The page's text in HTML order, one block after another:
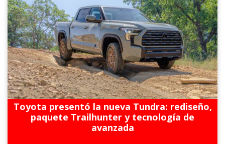
Toyota presentó la nueva Tundra: rediseño,
paquete Trailhunter y tecnología de
avanzada